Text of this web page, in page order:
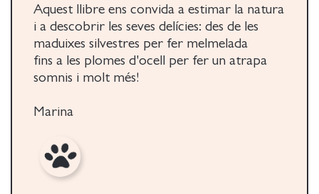
Aquest llibre ens convida a estimar la natura
i a descobrir les seves delícies: des de les
maduixes silvestres per fer melmelada
fins a les plomes d'ocell per fer un atrapa
somnis i molt més!
Marina